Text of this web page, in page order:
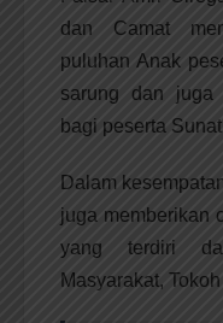
dan Camat
puluhan Anak
sarung dan juga
bagi peserta
Dalam
juga memberikan
yang terdiri
Masyarakat,